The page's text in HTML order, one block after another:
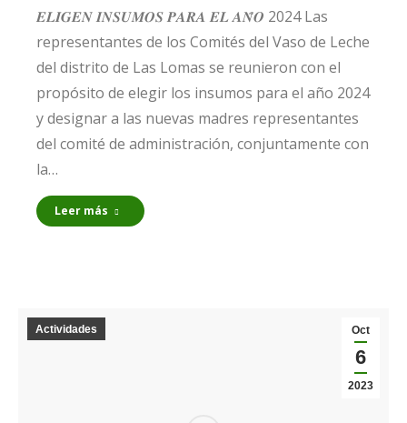
𝑬𝑳𝑰𝑮𝑬𝑵 𝑰𝑵𝑺𝑼𝑴𝑶𝑺 𝑷𝑨𝑹𝑨 𝑬𝑳 𝑨𝑵̃𝑶 2024 Las
representantes de los Comités del Vaso de Leche
del distrito de Las Lomas se reunieron con el
propósito de elegir los insumos para el año 2024
y designar a las nuevas madres representantes
del comité de administración, conjuntamente con
la…
Leer más
Oct
6
2023
Actividades